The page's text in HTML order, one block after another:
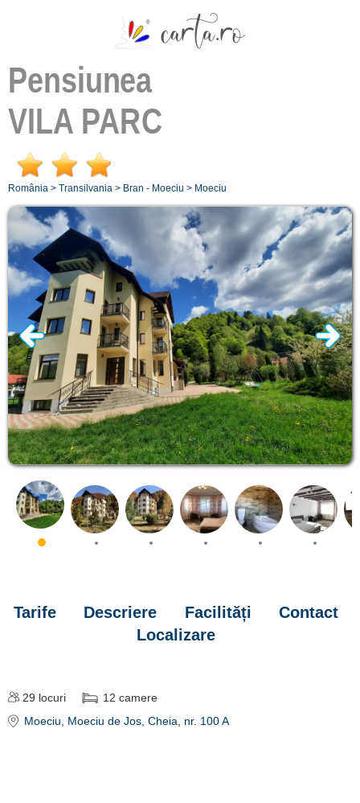
Pensiunea
VILA PARC
România > Transilvania > Bran - Moeciu > Moeciu
Tarife Descriere Facilități
Contact
Localizare
29 locuri 12 camere
Moeciu, Moeciu de Jos, Cheia, nr. 100 A